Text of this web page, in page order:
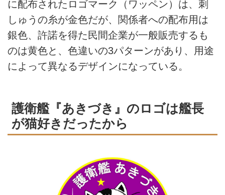
に配布されたロゴマーク（ワッペン）は、刺
しゅうの糸が金色だが、関係者への配布用は
銀色、許諾を得た民間企業が一般販売するも
のは黄色と、色違いの3パターンがあり、用途
によって異なるデザインになっている。
護衛艦『あきづき』のロゴは艦長
が猫好きだったから